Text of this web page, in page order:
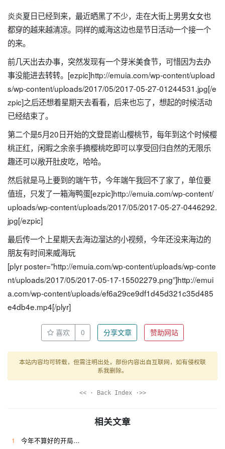
炎炎夏日已经到来，最近晒黑了不少，走在大街上男男女女也
都穿的越来越清凉。同样的威海这边也是节日活动一个接一个
的来。
前几天出去办事，突然发现有一个芽米美食节，可惜因为去办
事没能进去转转。[ezpic]http://emuia.com/wp-content/upload
s/wp-content/uploads/2017/05/2017-05-27-01244531.jpg[/e
zpic]之后还想着星期天去看看，后来也忘了，想起的时候活动
已经结束了。
第二个是5月20日开始的文登昆嵛山樱桃节，每年到这个时候樱
桃正红，闲暇之余亲手摘樱桃吃即可以享受回归自然的无限乐
趣还可以敞开肚皮吃，哈哈。
然后就是马上要到的端午节，今年端午我回不了家了，单位要
值班，只发了一箱海鸭蛋[ezpic]http://emuia.com/wp-content/
uploads/wp-content/uploads/2017/05/2017-05-27-0446292.
jpg[/ezpic]
最后传一个上星期天去海边溜达的小视频，今年还没来海边的
朋友有时间来威海玩
[plyr poster=”http://emuia.com/wp-content/uploads/wp-conte
nt/uploads/2017/05/2017-05-17-15502279.png”]http://emui
a.com/wp-content/uploads/ef6a29ce9df1d45d321c35d485
e4db4e.mp4[/plyr]
喜欢 0 分享文章 赞助网站
本站内容均可转载，但需注明出处，部份内容出自互联网，如有侵权联
系我删除。
<< · Back Index ·>>
相关文章
1
今年不算好的开局…